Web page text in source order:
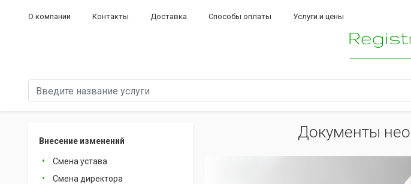
О компании Контакты Доставка Способы оплаты Услуги и цены
Внесение изменений
Смена устава
Смена директора
Документы